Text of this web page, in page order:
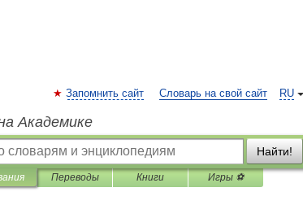
RU
Запомнить сайт Словарь на свой сайт
Академике
Найти!
Переводы Книги Игры ⚽